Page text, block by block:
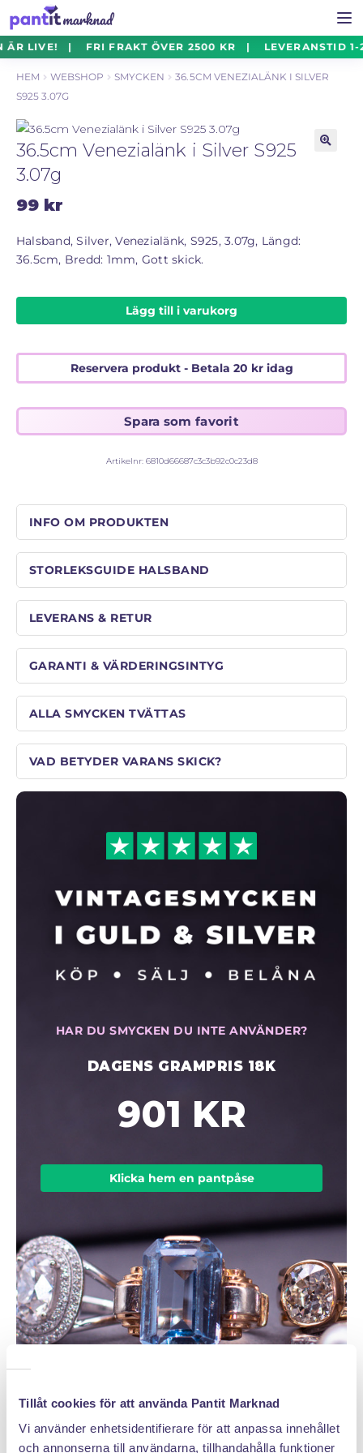
Tillåt cookies för att använda Pantit Marknad
Vi använder enhetsidentifierare för att anpassa innehållet
och annonserna till användarna, tillhandahålla funktioner
Hoppa
till
navigering
Hoppa
till
innehåll
| FRI FRAKT ÖVER 2500 KR |
Smycken
Mynt
Parti
Auktioner Online LIVE
Vill du sälja? – Till Pantbanken
STORLEKSGUIDE FÖR RINGAR
SÅ FUNGERAR KÖP MED PANTLÅN
HEM WEBSHOP SMYCKEN
36.5CM VENEZIALÄNK I SILVER
S925 3.07G
36.5cm Venezialänk i Silver S925
3.07g
99 kr
Halsband, Silver, Venezialänk, S925, 3.07g, Längd:
36.5cm, Bredd: 1mm, Gott skick.
Lägg till i varukorg
Reservera produkt - Betala 20 kridag
Artikelnr: 6810d66687c3c3b92c0c23d8
INFO OM PRODUKTEN
STORLEKSGUIDE HALSBAND
LEVERANS & RETUR
GARANTI & VÄRDERINGSINTYG
ALLA SMYCKEN TVÄTTAS
VAD BETYDER VARANS SKICK?
HAR DU SMYCKEN DU INTE ANVÄNDER?
DAGENS GRAMPRIS 18K
901 KR
Klicka hem en pantpåse